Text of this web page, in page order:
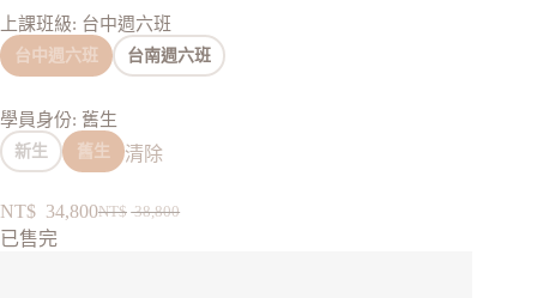
上課班級: 台中週六班
台中週六班 台南週六班
學員身份: 舊生
新生 舊生 清除
NT$ 38,800
NT$ 34,800
已售完